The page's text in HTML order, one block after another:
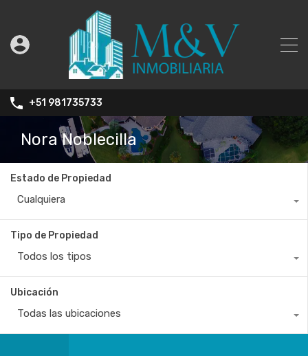
+51 981735733
Nora Noblecilla
Estado de Propiedad
Cualquiera
Tipo de Propiedad
Todos los tipos
Ubicación
Todas las ubicaciones